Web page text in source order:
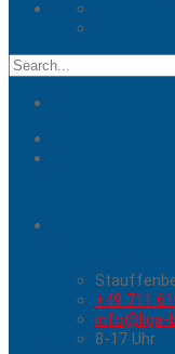
Search
for:
+49 711
info@liga-
8-17 Uhr